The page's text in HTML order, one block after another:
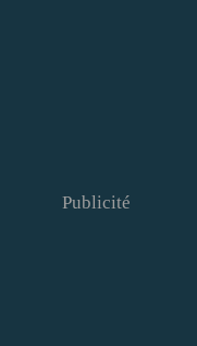
Publicité